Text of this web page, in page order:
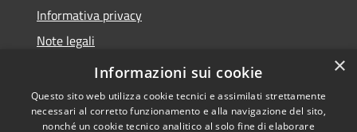
Informativa privacy
Note legali
Dichiarazione di accessibilità
×
Informazioni sui cookie
Questo sito web utilizza cookie tecnici e assimilati strettamente
necessari al corretto funzionamento e alla navigazione del sito,
nonché un cookie tecnico analitico al solo fine di elaborare